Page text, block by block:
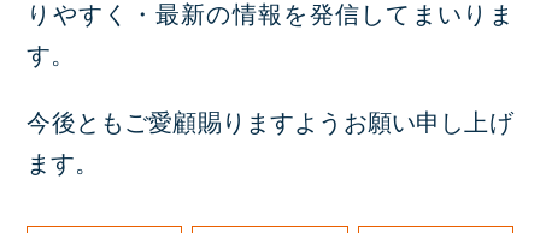
りやすく・最新の情報を発信してまいりま
す。
今後ともご愛顧賜りますようお願い申し上げ
ます。